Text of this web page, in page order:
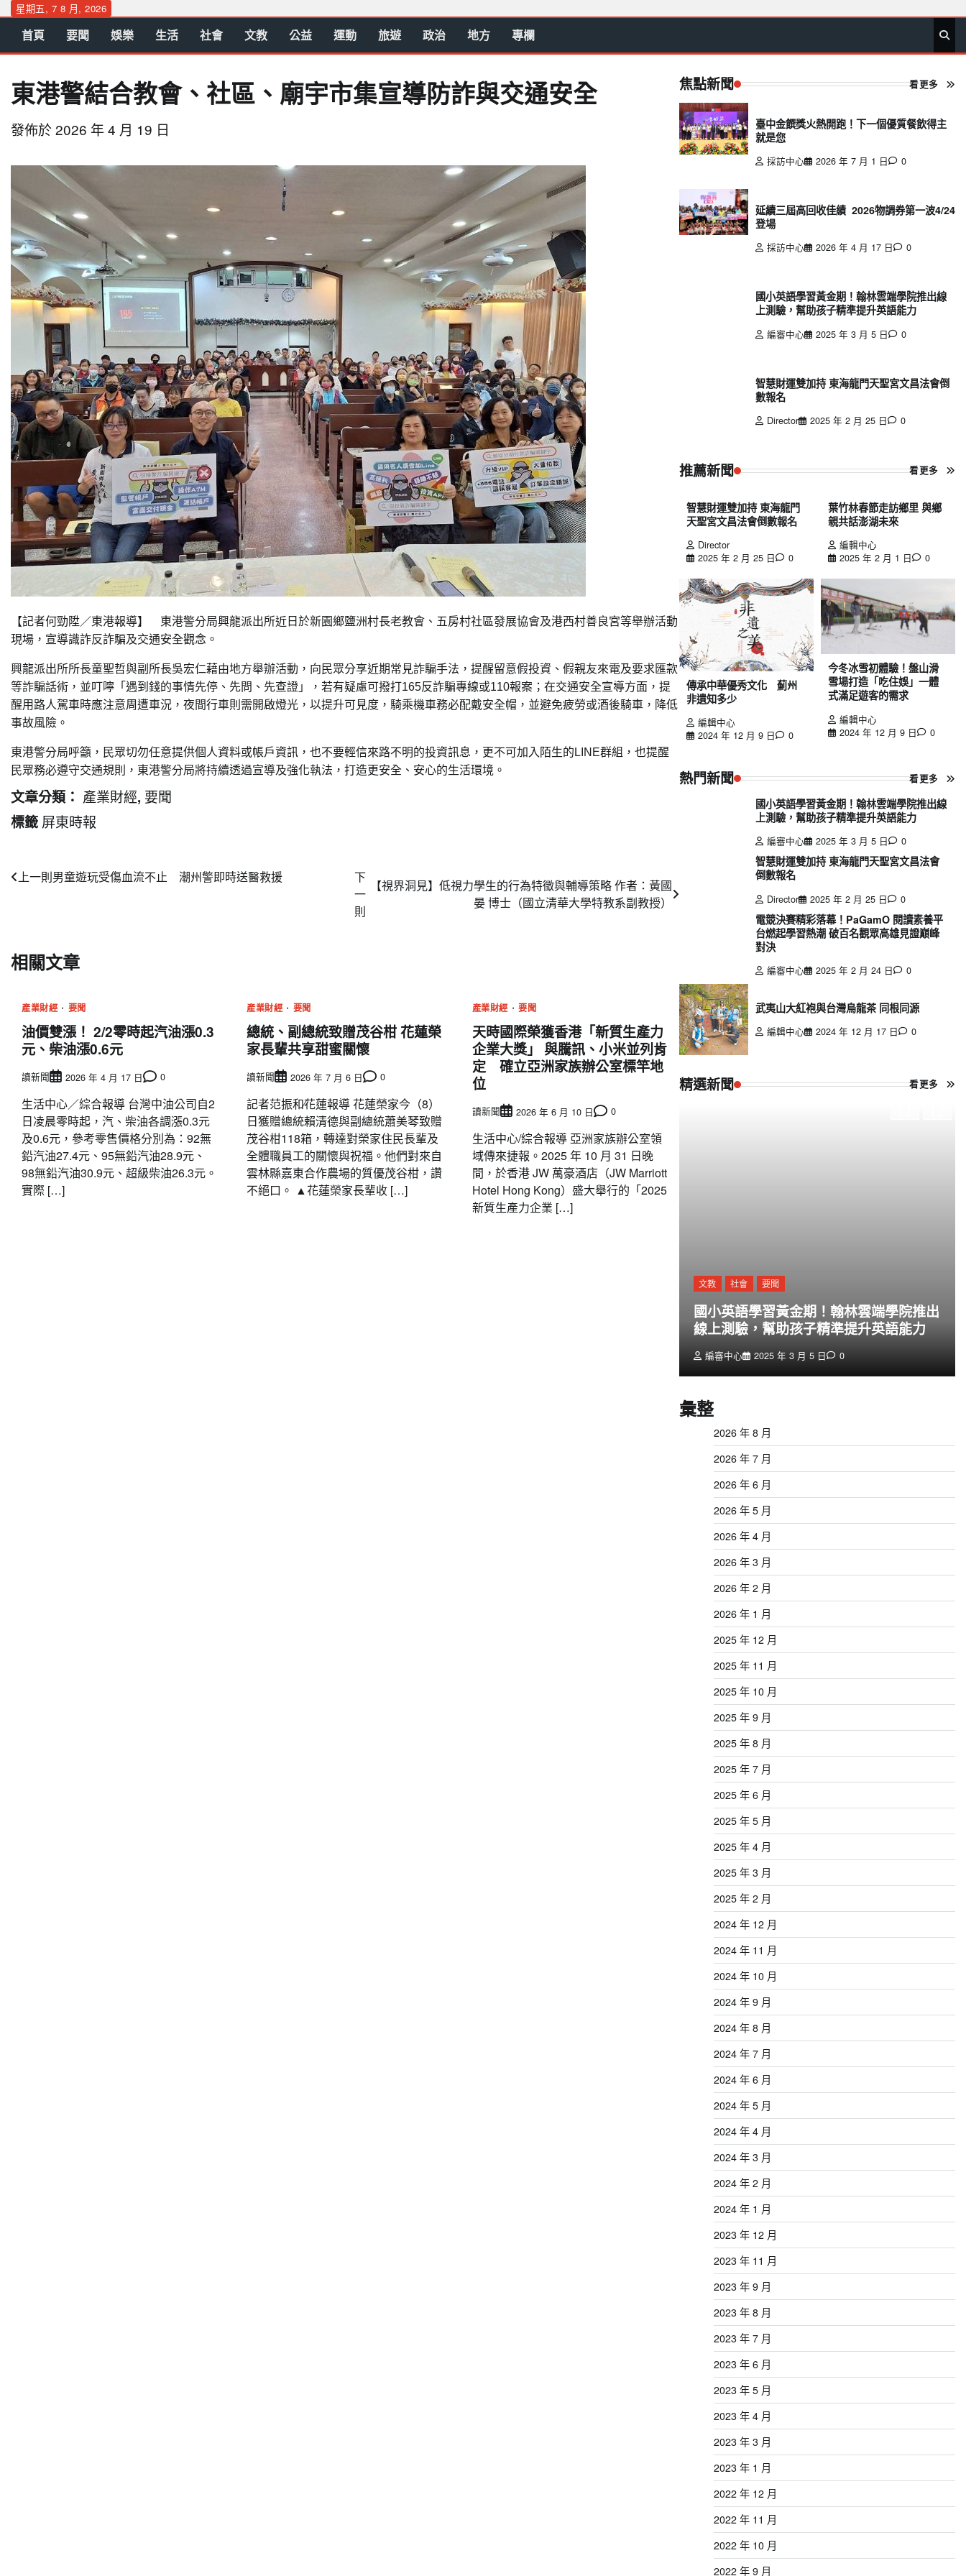
Skip
content
星期五, 7 8 月, 2026
首 要 娛 生 社 文 公 運 旅 政 地
方
專
欄
首頁 要聞 娛樂 生活 社會 文教 公益 運動 旅遊 政治 地方 專欄
東港警結合教會、社區、廟宇市集宣導防詐與交通安全
發佈於2026 年 4 月 19 日
【記者何勁陞／東港報導】 東港警分局興龍派出所近日於新園鄉鹽洲村長老教會、五房村社區發展協會及港西村善良宮等舉辦活動
現場，宣導識詐反詐騙及交通安全觀念。
興龍派出所所長童聖哲與副所長吳宏仁藉由地方舉辦活動，向民眾分享近期常見詐騙手法，提醒留意假投資、假親友來電及要求匯款
等詐騙話術，並叮嚀「遇到錢的事情先停、先問、先查證」，若有疑慮可撥打165反詐騙專線或110報案；在交通安全宣導方面，提
醒用路人駕車時應注意周遭車況，夜間行車則需開啟燈光，以提升可見度，騎乘機車務必配戴安全帽，並避免疲勞或酒後騎車，降低
事故風險。
東港警分局呼籲，民眾切勿任意提供個人資料或帳戶資訊，也不要輕信來路不明的投資訊息，更不可加入陌生的LINE群組，也提醒
民眾務必遵守交通規則，東港警分局將持續透過宣導及強化執法，打造更安全、安心的生活環境。
文章分類： 產業財經, 要聞
標籤 屏東時報
文
覽
上一則男童遊玩受傷血流不止 潮州警即時送醫救援
下
一
則
【視界洞見】低視力學生的行為特徵與輔導策略 作者：黃國
晏 博士（國立清華大學特教系副教授）
相關文章
產業財經 要聞
油價雙漲！ 2/2零時起汽油漲0.3
元、柴油漲0.6元
讀新聞 2026 年 4 月 17 日 0
生活中心／綜合報導 台灣中油公司自2
日凌晨零時起，汽、柴油各調漲0.3元
及0.6元，參考零售價格分別為：92無
鉛汽油27.4元、95無鉛汽油28.9元、
98無鉛汽油30.9元、超級柴油26.3元。
實際 […]
產業財經 要聞
總統、副總統致贈茂谷柑 花蓮榮
家長輩共享甜蜜關懷
讀新聞 2026 年 7 月 6 日 0
記者范振和∕花蓮報導 花蓮榮家今（8）
日獲贈總統賴清德與副總統蕭美琴致贈
茂谷柑118箱，轉達對榮家住民長輩及
全體職員工的關懷與祝福。他們對來自
雲林縣嘉東合作農場的質優茂谷柑，讚
不絕口。 ▲花蓮榮家長輩收 […]
產業財經 要聞
天時國際榮獲香港「新質生產力
企業大獎」 與騰訊、小米並列肯
定 確立亞洲家族辦公室標竿地
位
讀新聞 2026 年 6 月 10 日 0
生活中心/綜合報導 亞洲家族辦公室領
域傳來捷報。2025 年 10 月 31 日晚
間，於香港 JW 萬豪酒店（JW Marriott
Hotel Hong Kong）盛大舉行的「2025
新質生產力企業 […]
焦點新聞 看更多
臺中金饌獎火熱開跑！下一個優質餐飲得主
就是您
採訪中心 2026 年 7 月 1 日 0
延續三屆高回收佳績 2026物調券第一波4/24
登場
採訪中心 2026 年 4 月 17 日 0
國小英語學習黃金期！翰林雲端學院推出線
上測驗，幫助孩子精準提升英語能力
編審中心 2025 年 3 月 5 日 0
智慧財運雙加持 東海龍門天聖宮文昌法會倒
數報名
Director 2025 年 2 月 25 日 0
推薦新聞 看更多
智慧財運雙加持 東海龍門
天聖宮文昌法會倒數報名
Director
2025 年 2 月 25 日
0
葉竹林春節走訪鄉里 與鄉
親共話澎湖未來
編輯中心
2025 年 2 月 1 日
0
傳承中華優秀文化 薊州
非遺知多少
編輯中心
2024 年 12 月 9 日
0
今冬冰雪初體驗！盤山滑
雪場打造「吃住娛」一體
式滿足遊客的需求
編輯中心
2024 年 12 月 9 日
0
熱門新聞 看更多
國小英語學習黃金期！翰林雲端學院推出線
上測驗，幫助孩子精準提升英語能力
編審中心 2025 年 3 月 5 日 0
智慧財運雙加持 東海龍門天聖宮文昌法會
倒數報名
Director 2025 年 2 月 25 日 0
電競決賽精彩落幕！PaGamO 閱讀素養平
台燃起學習熱潮 破百名觀眾高雄見證巔峰
對決
編審中心 2025 年 2 月 24 日 0
武夷山大紅袍與台灣烏龍茶 同根同源
編輯中心 2024 年 12 月 17 日 0
精選新聞 看更多
文教 社會 要聞
國小英語學習黃金期！翰林雲端學院推出
線上測驗，幫助孩子精準提升英語能力
編審中心 2025 年 3 月 5 日 0
彙整
2026 年 8 月
2026 年 7 月
2026 年 6 月
2026 年 5 月
2026 年 4 月
2026 年 3 月
2026 年 2 月
2026 年 1 月
2025 年 12 月
2025 年 11 月
2025 年 10 月
2025 年 9 月
2025 年 8 月
2025 年 7 月
2025 年 6 月
2025 年 5 月
2025 年 4 月
2025 年 3 月
2025 年 2 月
2024 年 12 月
2024 年 11 月
2024 年 10 月
2024 年 9 月
2024 年 8 月
2024 年 7 月
2024 年 6 月
2024 年 5 月
2024 年 4 月
2024 年 3 月
2024 年 2 月
2024 年 1 月
2023 年 12 月
2023 年 11 月
2023 年 9 月
2023 年 8 月
2023 年 7 月
2023 年 6 月
2023 年 5 月
2023 年 4 月
2023 年 3 月
2023 年 1 月
2022 年 12 月
2022 年 11 月
2022 年 10 月
2022 年 9 月